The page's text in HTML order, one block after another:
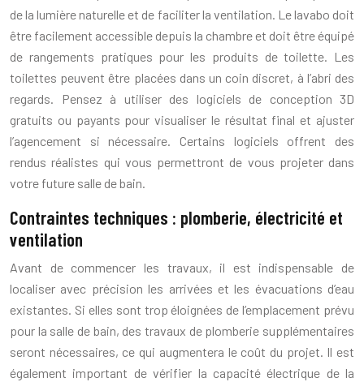
de la lumière naturelle et de faciliter la ventilation. Le lavabo doit
être facilement accessible depuis la chambre et doit être équipé
de rangements pratiques pour les produits de toilette. Les
toilettes peuvent être placées dans un coin discret, à l’abri des
regards. Pensez à utiliser des logiciels de conception 3D
gratuits ou payants pour visualiser le résultat final et ajuster
l’agencement si nécessaire. Certains logiciels offrent des
rendus réalistes qui vous permettront de vous projeter dans
votre future salle de bain.
Contraintes techniques : plomberie, électricité et
ventilation
Avant de commencer les travaux, il est indispensable de
localiser avec précision les arrivées et les évacuations d’eau
existantes. Si elles sont trop éloignées de l’emplacement prévu
pour la salle de bain, des travaux de plomberie supplémentaires
seront nécessaires, ce qui augmentera le coût du projet. Il est
également important de vérifier la capacité électrique de la